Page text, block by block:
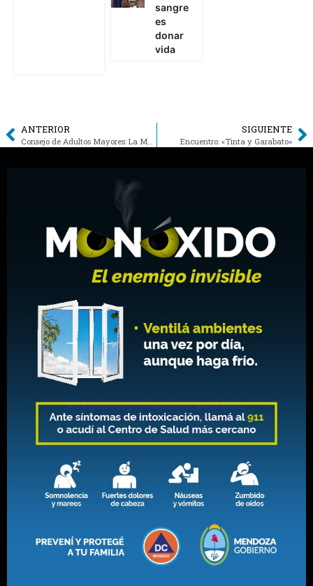
sangre
es
donar
vida
ANTERIOR SIGUIENTE
Encuentro: «Tinta y Garabato»